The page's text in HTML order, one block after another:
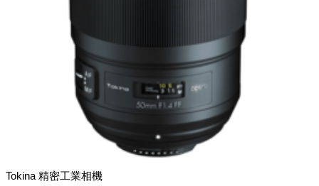
Tokina 精密工業相機